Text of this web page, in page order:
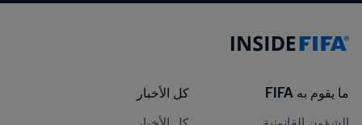
ما يقوم به FIFA
كل الأخبار